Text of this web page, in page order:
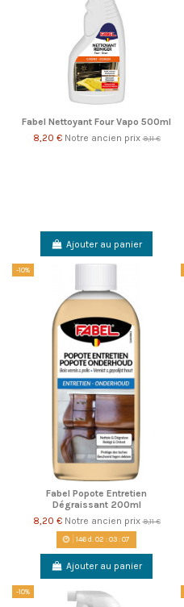
Fabel Nettoyant Four Vapo 500ml
8,20 € Notre ancien prix9,11 €
Ajouter au panier
-10%
Fabel Popote Entretien
Dégraissant 200ml
8,20 € Notre ancien prix9,11 €
146d. 02 :03:06
Ajouter au panier
-10%